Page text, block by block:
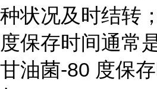
种状况及时结转
度保存时间通常
甘油菌-80 度保